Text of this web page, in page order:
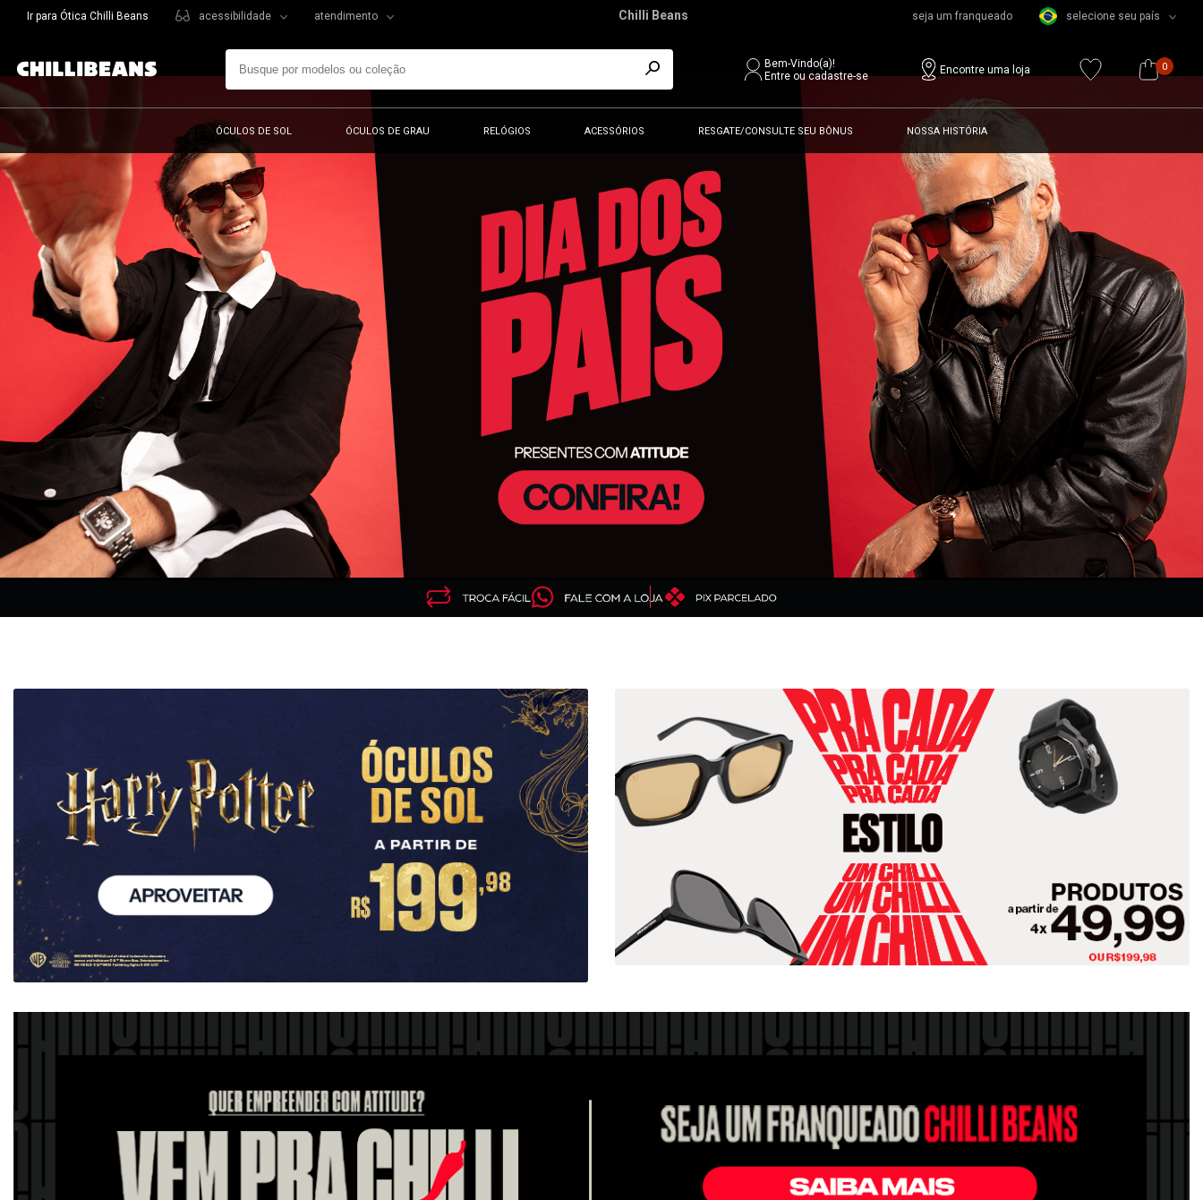
Ir para Ótica Chilli Beans acessibilidade atendimento Chilli Beans seja um franqueado selecione seu país
Bem-Vindo(a)!
Entre ou cadastre-se
Encontre uma loja 0
ÓCULOS DE SOL ÓCULOS DE GRAU RELÓGIOS ACESSÓRIOS RESGATE/CONSULTE SEU BÔNUS NOSSA HISTÓRIA